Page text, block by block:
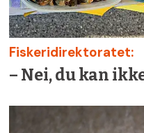
Fiskeridirektoratet:
– Nei, du kan